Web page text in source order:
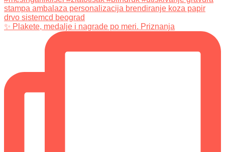
✨ Plakete, medalje i nagrade po meri. Priznanja